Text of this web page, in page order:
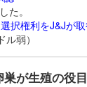
。
択権利をJ&Jが
弱）
巣が生殖の役